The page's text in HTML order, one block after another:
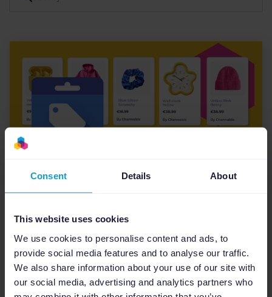
Consent Details About
This website uses cookies
We use cookies to personalise content and ads, to
provide social media features and to analyse our traffic.
We also share information about your use of our site with
our social media, advertising and analytics partners who
Aktualizacje Google 6min
Center Next w 2026: Strategiczny
przewodnik od Channable
Z tego artykułu dowiesz się, jak opanować
najnowsze aktualizacje i wykorzystać Channable
do automatyzacji Twoich sukcesów. Po lekturze